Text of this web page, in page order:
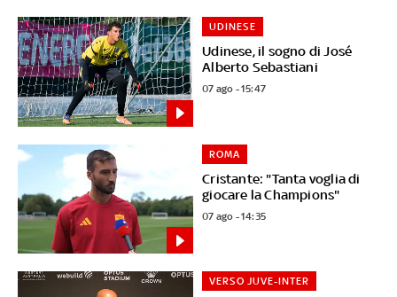
Udinese, il sogno di José
Alberto Sebastiani
UDINESE
07 ago - 15:47
Cristante: "Tanta voglia di
giocare la Champions"
ROMA
07 ago - 14:35
VERSO JUVE-INTER